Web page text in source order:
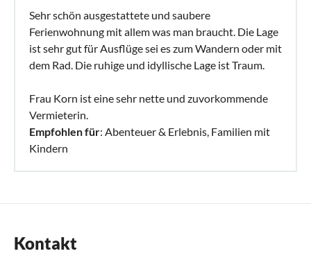
Sehr schön ausgestattete und saubere
Ferienwohnung mit allem was man braucht. Die Lage
ist sehr gut für Ausflüge sei es zum Wandern oder mit
dem Rad. Die ruhige und idyllische Lage ist Traum.
Frau Korn ist eine sehr nette und zuvorkommende
Vermieterin.
Empfohlen für: Abenteuer & Erlebnis, Familien mit
Kindern
Kontakt